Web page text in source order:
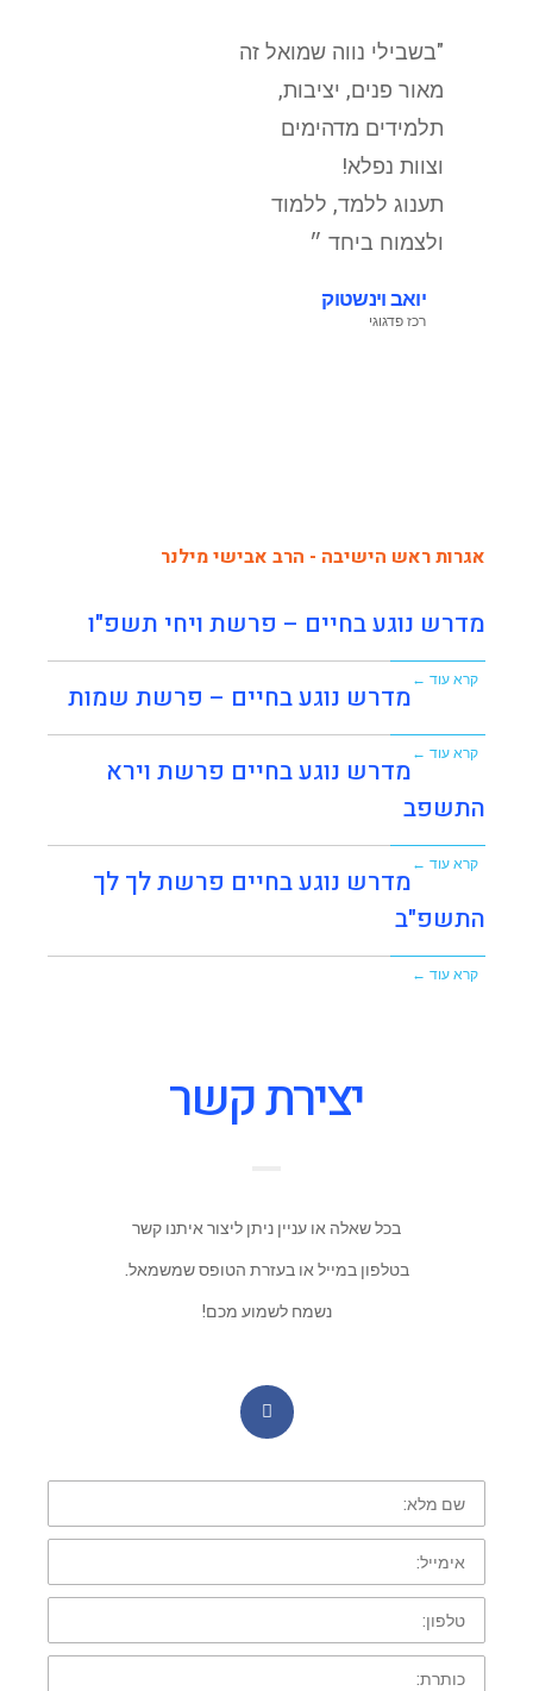
"בשבילי נווה שמואל זה
מאור פנים, יציבות,
תלמידים מדהימים
וצוות נפלא!
תענוג ללמד, ללמוד
ולצמוח ביחד ״
יואב וינשטוק
רכז פדגוגי
אגרות ראש הישיבה - הרב אבישי מילנר
מדרש נוגע בחיים – פרשת ויחי תשפ"ו
קרא עוד ←
מדרש נוגע בחיים – פרשת שמות
קרא עוד ←
מדרש נוגע בחיים פרשת וירא
התשפב
קרא עוד ←
מדרש נוגע בחיים פרשת לך לך
התשפ"ב
קרא עוד ←
יצירת קשר
בכל שאלה או עניין ניתן ליצור איתנו קשר
בטלפון במייל או בעזרת הטופס שמשמאל.
נשמח לשמוע מכם!
שם
מלא:
אימייל:
טלפון:
כותרת: